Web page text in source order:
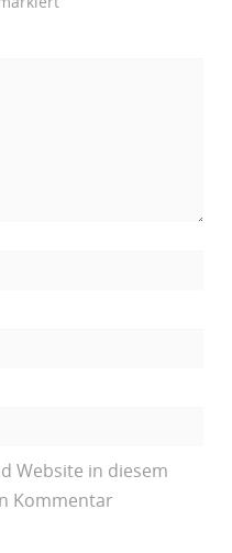
Website in diesem
Kommentar